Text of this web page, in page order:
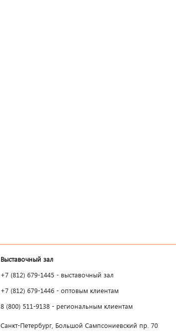
Выставочный зал
+7 (812) 679-1445 - выставочный зал
+7 (812) 679-1446 - оптовым клиентам
8 (800) 511-9138 - региональным клиентам
Санкт-Петербург, Большой Сампсониевский пр. 70